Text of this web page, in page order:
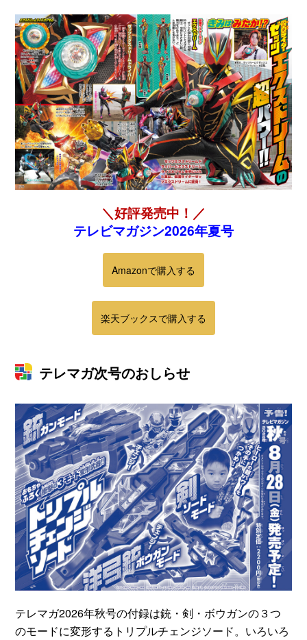
＼好評発売中！／
テレビマガジン2026年夏号
Amazonで購入する
楽天ブックスで購入する
テレマガ次号のおしらせ
テレマガ2026年秋号の付録は銃・剣・ボウガンの３つ
のモードに変形するトリプルチェンジソード。いろいろ